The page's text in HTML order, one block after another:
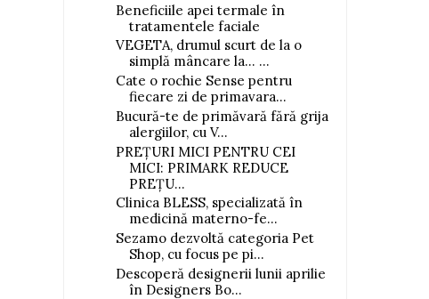
Beneficiile apei termale în
tratamentele faciale
VEGETA, drumul scurt de la o
simplă mâncare la... ...
Cate o rochie Sense pentru
fiecare zi de primavara...
Bucură-te de primăvară fără grija
alergiilor, cu V...
PREȚURI MICI PENTRU CEI
MICI: PRIMARK REDUCE
PREȚU...
Clinica BLESS, specializată în
medicină materno-fe...
Sezamo dezvoltă categoria Pet
Shop, cu focus pe pi...
Descoperă designerii lunii aprilie
în Designers Bo...